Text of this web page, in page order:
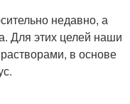
недавно, а
Для этих целей наши
в основе